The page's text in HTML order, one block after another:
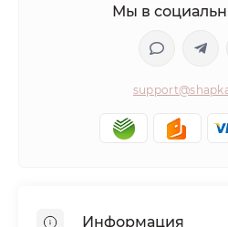
Мы в
Информация